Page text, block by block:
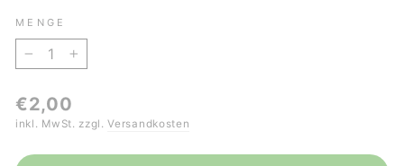
MENGE
Normaler
Preis
€2,00
inkl. MwSt. zzgl.Versandkosten